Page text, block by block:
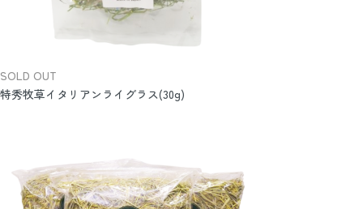
SOLD OUT
特秀牧草イタリアンライグラス(30g)